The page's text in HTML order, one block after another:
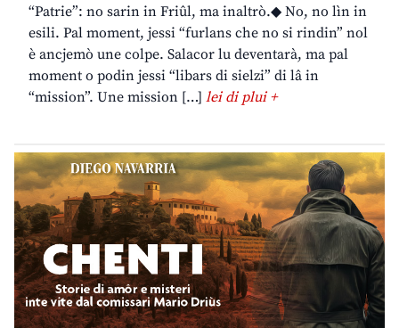
“Patrie”: no sarin in Friûl, ma inaltrò.◆ No, no lìn in
esili. Pal moment, jessi “furlans che no si rindin” nol
è ancjemò une colpe. Salacor lu deventarà, ma pal
moment o podin jessi “libars di sielzi” di lâ in
“mission”. Une mission […] lei di plui +